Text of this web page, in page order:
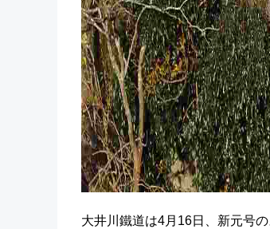
大井川鐵道は4月16日、新元号